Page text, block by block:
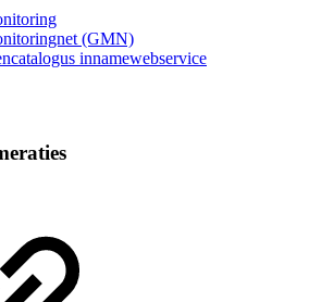
(GMN)
innamewebservice